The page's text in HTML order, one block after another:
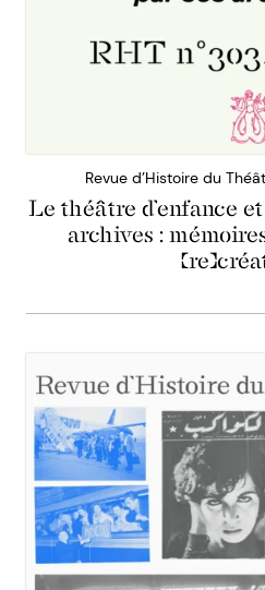
Revue d’Histoire du
Le théâtre d’enfance
archives :